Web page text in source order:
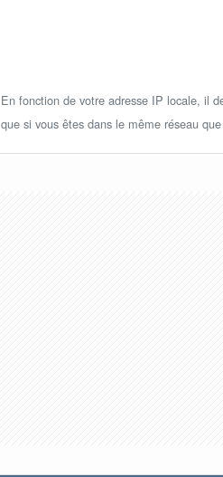
En fonction de votre adresse IP locale, il
que si vous êtes dans le même réseau